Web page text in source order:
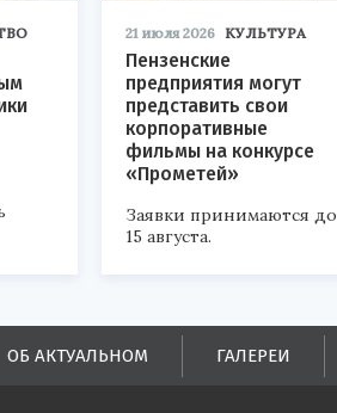
21 июля 2026 КУЛЬТУРА
Пензенские
предприятия могут
представить свои
корпоративные
фильмы на конкурсе
«Прометей»
Заявки принимаются до
15 августа.
ОБ АКТУАЛЬНОМ ГАЛЕРЕИ